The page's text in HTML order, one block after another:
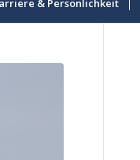
& Persönlichkeit